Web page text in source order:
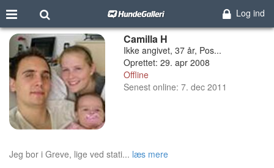
Log ind
Camilla H
Ikke angivet, 37 år, Pos...
Oprettet: 29. apr 2008
Offline
Senest online: 7. dec 2011
Jeg bor i Greve, lige ved stati... læs mere